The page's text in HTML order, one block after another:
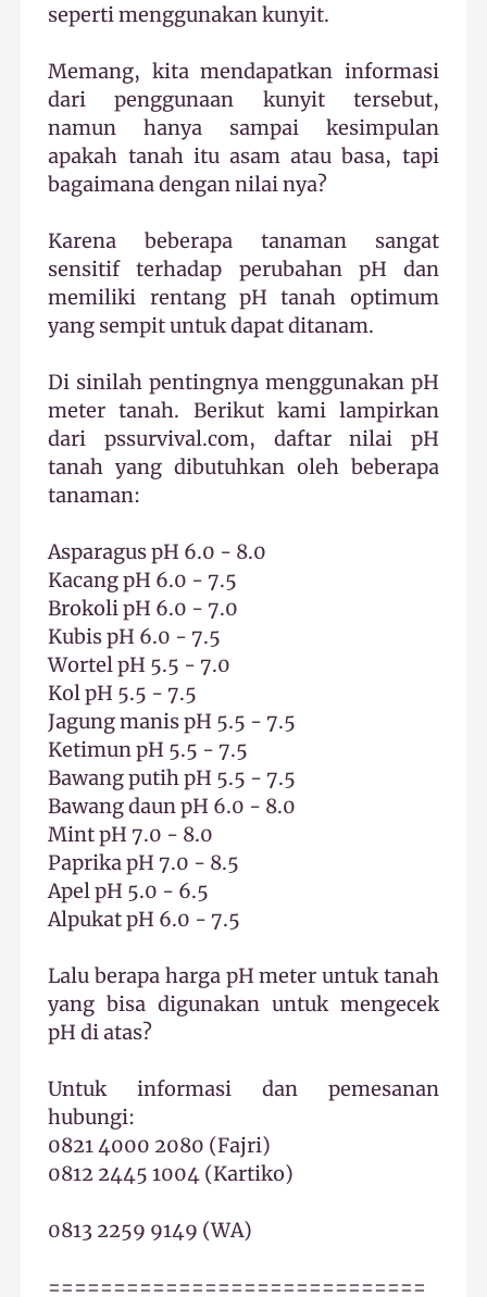
seperti menggunakan kunyit.
Memang, kita mendapatkan informasi
dari penggunaan kunyit tersebut,
namun hanya sampai kesimpulan
apakah tanah itu asam atau basa, tapi
bagaimana dengan nilai nya?
Karena beberapa tanaman sangat
sensitif terhadap perubahan pH dan
memiliki rentang pH tanah optimum
yang sempit untuk dapat ditanam.
Di sinilah pentingnya menggunakan pH
meter tanah. Berikut kami lampirkan
dari pssurvival.com, daftar nilai pH
tanah yang dibutuhkan oleh beberapa
tanaman:
Asparagus pH 6.0 - 8.0
Kacang pH 6.0 - 7.5
Brokoli pH 6.0 - 7.0
Kubis pH 6.0 - 7.5
Wortel pH 5.5 - 7.0
Kol pH 5.5 - 7.5
Jagung manis pH 5.5 - 7.5
Ketimun pH 5.5 - 7.5
Bawang putih pH 5.5 - 7.5
Bawang daun pH 6.0 - 8.0
Mint pH 7.0 - 8.0
Paprika pH 7.0 - 8.5
Apel pH 5.0 - 6.5
Alpukat pH 6.0 - 7.5
Lalu berapa harga pH meter untuk tanah
yang bisa digunakan untuk mengecek
pH di atas?
Untuk informasi dan pemesanan
hubungi:
0821 4000 2080 (Fajri)
0812 2445 1004 (Kartiko)
0813 2259 9149 (WA)
=============================